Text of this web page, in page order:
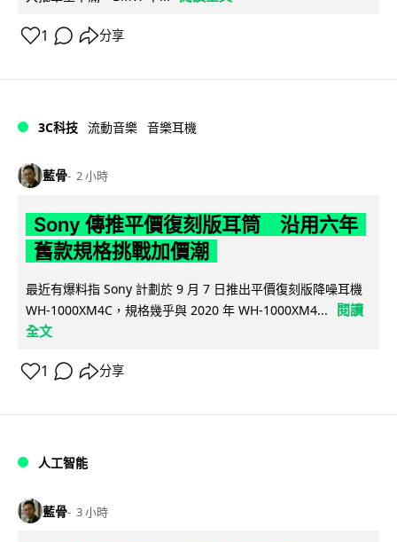
1 分享
3C科技 流動音樂 音樂耳機
藍骨 2 小時
Sony 傳推平價復刻版耳筒 沿用六年
舊款規格挑戰加價潮
最近有爆料指 Sony 計劃於 9 月 7 日推出平價復刻版降噪耳機
WH-1000XM4C，規格幾乎與 2020 年 WH-1000XM4...
閱讀
全文
1 分享
人工智能
藍骨 3 小時